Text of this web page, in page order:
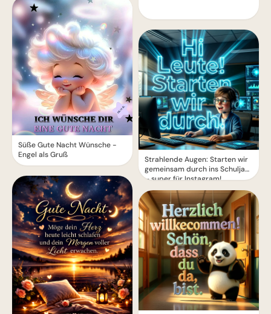
Süße Gute Nacht Wünsche -
Engel als Gruß
Strahlende Augen: Starten wir
gemeinsam durch ins Schuljahr
– super für Instagram!